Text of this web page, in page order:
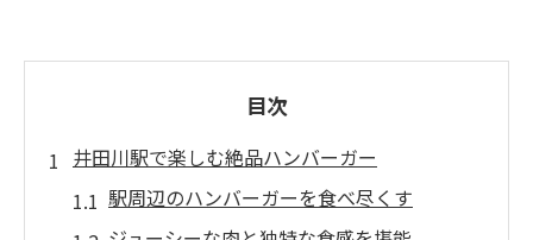
目次
井田川駅で楽しむ絶品ハンバーガー
駅周辺のハンバーガーを食べ尽くす